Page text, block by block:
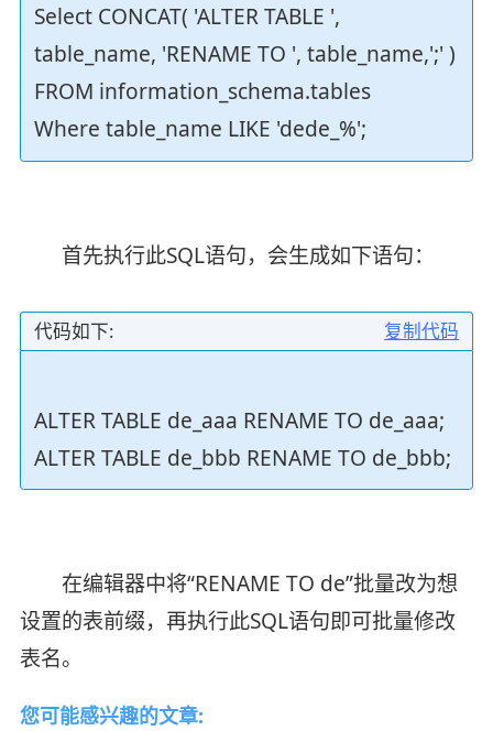
Select CONCAT( 'ALTER TABLE ',
table_name, 'RENAME TO ', table_name,';' )
FROM information_schema.tables
Where table_name LIKE 'dede_%';
首先执行此SQL语句，会生成如下语句：
复制代码
代码如下:
ALTER TABLE de_aaa RENAME TO de_aaa;
ALTER TABLE de_bbb RENAME TO de_bbb;
在编辑器中将“RENAME TO de”批量改为想
设置的表前缀，再执行此SQL语句即可批量修改
表名。
您可能感兴趣的文章: